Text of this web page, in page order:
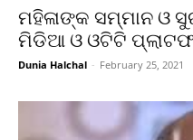
ମହିଳାଙ୍କ ସମ୍ମାନ ଓ
ମିଡିଆ ଓ ଓଟିଟି
Dunia Halchal - February 25, 2021